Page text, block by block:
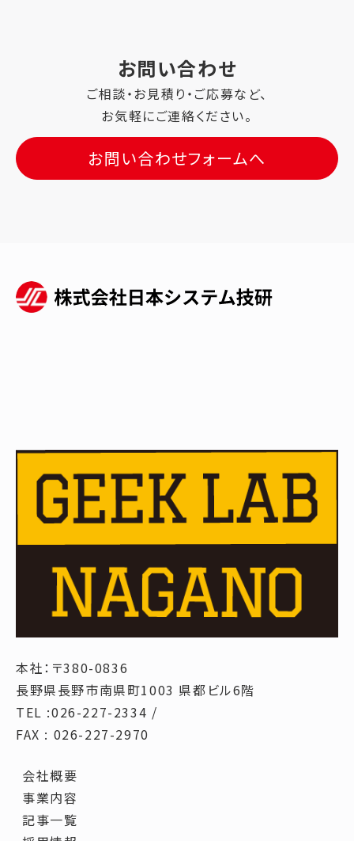
お問い合わせ
ご相談・お見積り・ご応募など、
お気軽にご連絡ください。
お問い合わせフォームへ
本社：〒380-0836
長野県長野市南県町1003 県都ビル6階
TEL :026-227-2334 /
FAX : 026-227-2970
会社概要
事業内容
記事一覧